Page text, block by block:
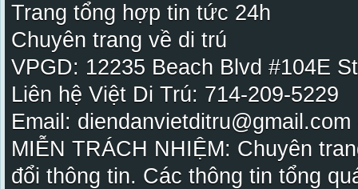
Trang tổng hợp tin tức 24h
Chuyên trang về di trú
VPGD: 12235 Beach Blvd #104E
Liên hệ Việt Di Trú: 714-209-5229
Email:
MIỄN TRÁCH NHIỆM: Chuyên
đổi thông tin. Các thông tin tổng